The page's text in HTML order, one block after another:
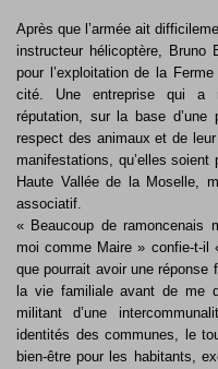
Après que l’armée ait
instructeur hélicoptère, Bruno
pour l’exploitation de la
cité. Une entreprise qui a
réputation, sur la base
respect des animaux et de
manifestations, qu’elles
Haute Vallée de la Moselle,
associatif.
« Beaucoup de ramoncenais
moi comme Maire » confie-t-il
que pourrait avoir une réponse
la vie familiale avant de me
militant d’une
identités des communes, le
bien-être pour les habitants,